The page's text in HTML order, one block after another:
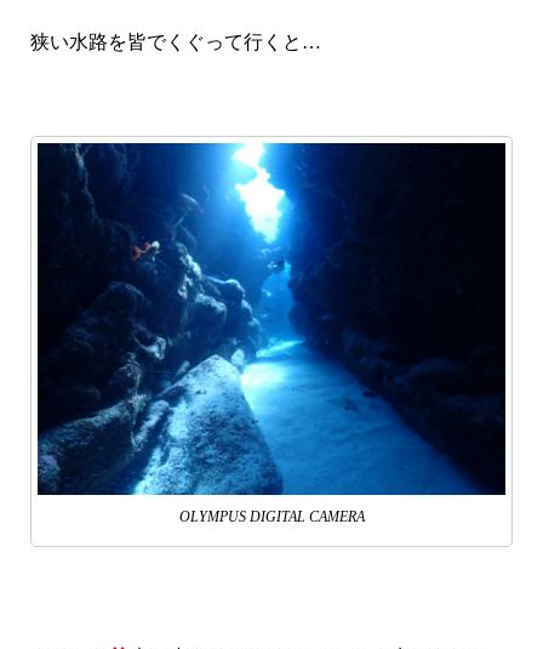
狭い水路を皆でくぐって行くと…
OLYMPUS DIGITAL CAMERA